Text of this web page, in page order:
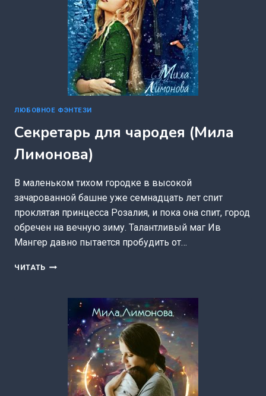
ЛЮБОВНОЕ ФЭНТЕЗИ
Секретарь для чародея (Мила
Лимонова)
В маленьком тихом городке в высокой
зачарованной башне уже семнадцать лет спит
проклятая принцесса Розалия, и пока она спит, город
обречен на вечную зиму. Талантливый маг Ив
Мангер давно пытается пробудить от…
ЧИТАТЬ СЕКРЕТАРЬ
(МИЛА
ЛИМОНОВА)